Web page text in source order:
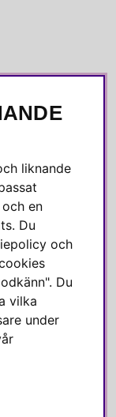
för att hjälpa dig
liknande
en
Du
och
Du
vilka
under